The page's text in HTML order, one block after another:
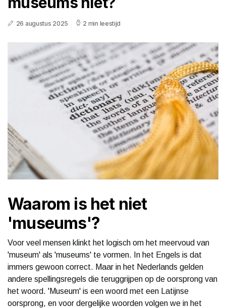
26 augustus 2025 2 min leestijd
Waarom is het niet
'museums'?
Voor veel mensen klinkt het logisch om het meervoud van
'museum' als 'museums' te vormen. In het Engels is dat
immers gewoon correct. Maar in het Nederlands gelden
andere spellingsregels die teruggrijpen op de oorsprong van
het woord. 'Museum' is een woord met een Latijnse
oorsprong, en voor dergelijke woorden volgen we in het